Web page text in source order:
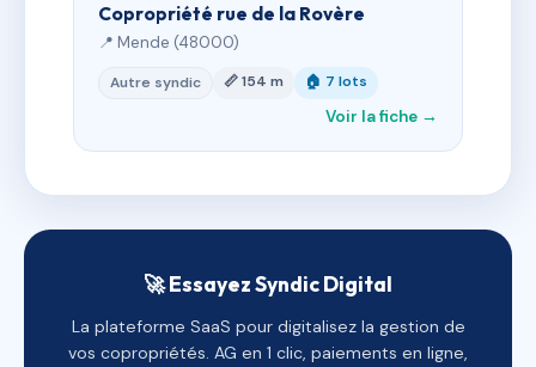
Copropriété rue de la Rovère
📍 Mende (48000)
Autre syndic 📏 154 m 🏠 7 lots
Voir la fiche →
🚀 Essayez Syndic Digital
La plateforme SaaS pour digitalisez la gestion de
vos copropriétés. AG en 1 clic, paiements en ligne,